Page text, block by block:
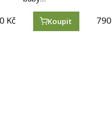
Kč Koupit 790
Kč Koupit 790
Kč Koupit 250